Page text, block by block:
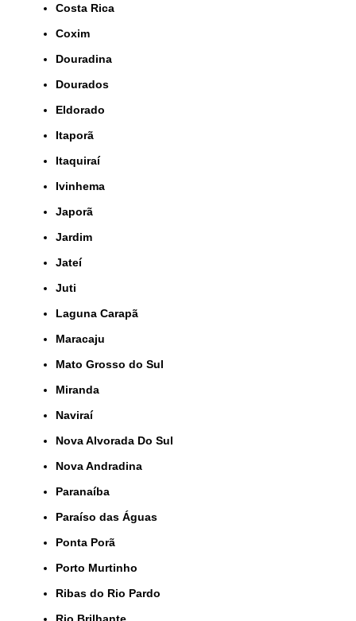
Costa Rica
Coxim
Douradina
Dourados
Eldorado
Itaporã
Itaquiraí
Ivinhema
Japorã
Jardim
Jateí
Juti
Laguna Carapã
Maracaju
Mato Grosso do Sul
Miranda
Naviraí
Nova Alvorada Do Sul
Nova Andradina
Paranaíba
Paraíso das Águas
Ponta Porã
Porto Murtinho
Ribas do Rio Pardo